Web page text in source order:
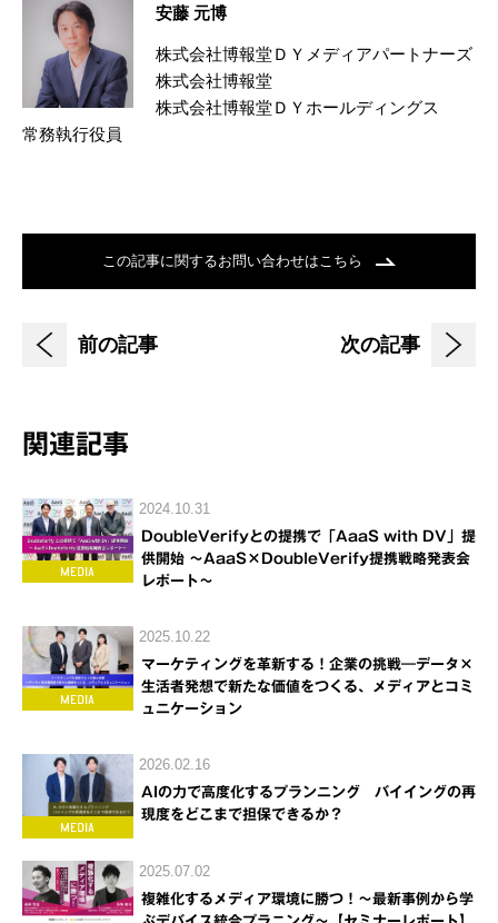
安藤 元博
株式会社博報堂ＤＹメディアパートナーズ
株式会社博報堂
株式会社博報堂ＤＹホールディングス
常務執行役員
この記事に関するお問い合わせはこちら
前の記事 次の記事
関連記事
2024.10.31
DoubleVerifyとの提携で「AaaS with DV」提
供開始 ～AaaS×DoubleVerify提携戦略発表会
レポート～
2025.10.22
マーケティングを革新する！企業の挑戦―データ×
生活者発想で新たな価値をつくる、メディアとコミ
ュニケーション
2026.02.16
AIの力で高度化するプランニング バイイングの再
現度をどこまで担保できるか？
2025.07.02
複雑化するメディア環境に勝つ！～最新事例から学